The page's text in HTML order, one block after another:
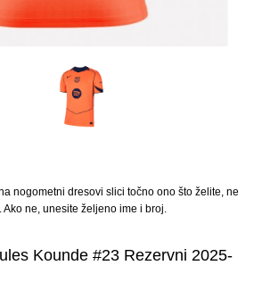
nogometni dresovi slici točno ono što želite, ne
ne, unesite željeno ime i broj.
Kounde #23 Rezervni 2025-